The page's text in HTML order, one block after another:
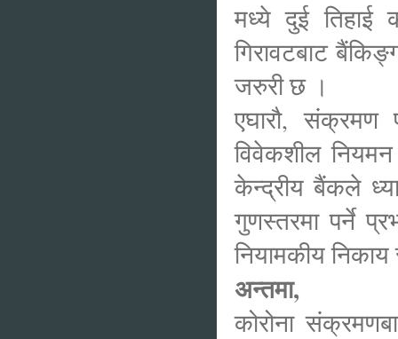
मध्ये दुई तिहाई
गिरावटबाट
जरुरी छ ।
एघारौ, संक्रमण
विवेकशील नियमन
केन्द्रीय बैंकले
गुणस्तरमा पर्ने
नियामकीय
अन्तमा,
कोरोना